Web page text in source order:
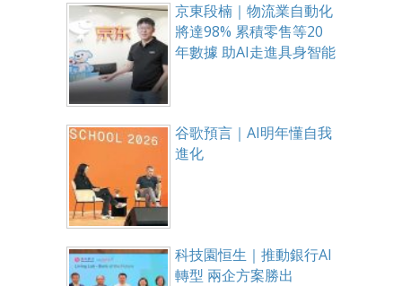
京東段楠｜物流業自動化
將達98% 累積零售等20
年數據 助AI走進具身智能
谷歌預言｜AI明年懂自我
進化
科技園恒生｜推動銀行AI
轉型 兩企方案勝出